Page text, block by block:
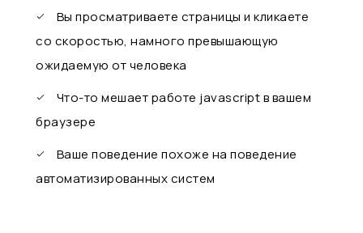
Вы просматриваете страницы и кликаете
со скоростью, намного превышающую
ожидаемую от человека
Что-то мешает работе javascript в вашем
браузере
Ваше поведение похоже на поведение
автоматизированных систем